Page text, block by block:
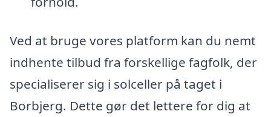
Ved at bruge vores platform kan du nemt
indhente tilbud fra forskellige fagfolk, der
specialiserer sig i solceller på taget i
Borbjerg. Dette gør det lettere for dig at